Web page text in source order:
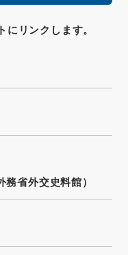
リンクします。
省外交史料館）